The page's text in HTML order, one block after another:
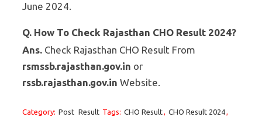
June 2024.
Q. How To Check Rajasthan CHO Result 2024?
Ans. Check Rajasthan CHO Result From
rsmssb.rajasthan.gov.in or
rssb.rajasthan.gov.in Website.
Category: Post Result Tags: CHO Result, CHO Result 2024,